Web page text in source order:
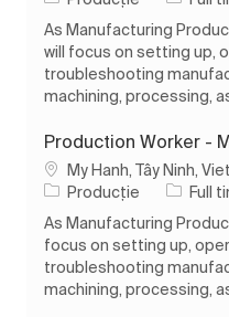
As Manufacturing
will focus on setting up,
troubleshooting
machining, processing,
Production Worker -
LocMy Hanh, Tây Ninh,
Categorie
Producție TipulFull
As Manufacturing
focus on setting up,
troubleshooting
machining, processing,